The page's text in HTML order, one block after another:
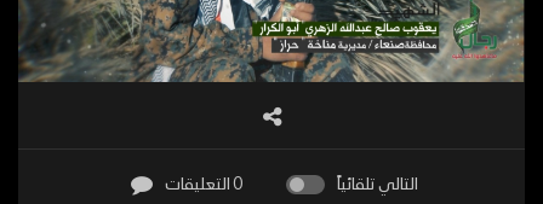
التالي تلقائياً 0 التعليقات